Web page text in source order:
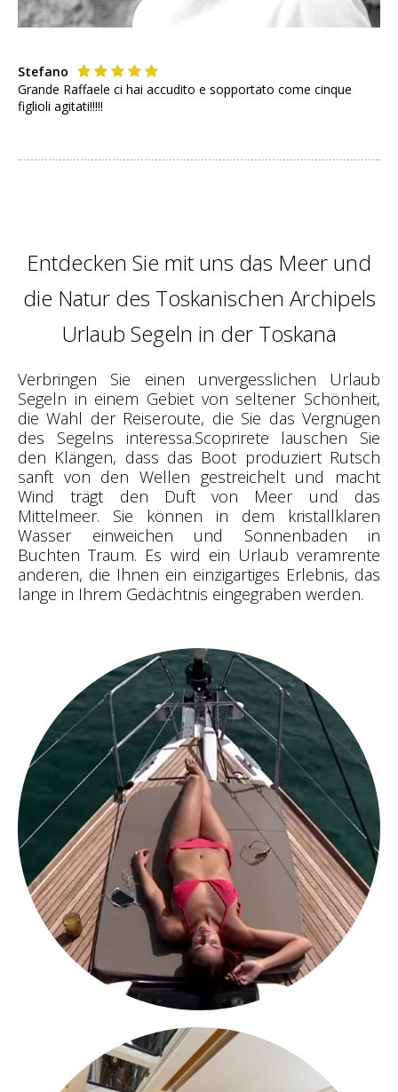
Stefano
Grande Raffaele ci hai accudito e sopportato come cinque
figlioli agitati!!!!!
Entdecken Sie mit uns das Meer und
die Natur des Toskanischen Archipels
Urlaub Segeln in der Toskana
Verbringen Sie einen unvergesslichen Urlaub
Segeln in einem Gebiet von seltener Schönheit,
die Wahl der Reiseroute, die Sie das Vergnügen
des Segelns interessa.Scoprirete lauschen Sie
den Klängen, dass das Boot produziert Rutsch
sanft von den Wellen gestreichelt und macht
Wind trägt den Duft von Meer und das
Mittelmeer. Sie können in dem kristallklaren
Wasser einweichen und Sonnenbaden in
Buchten Traum. Es wird ein Urlaub veramrente
anderen, die Ihnen ein einzigartiges Erlebnis, das
lange in Ihrem Gedächtnis eingegraben werden.